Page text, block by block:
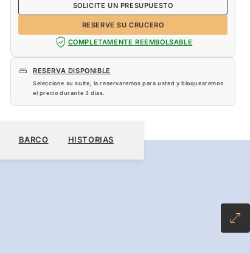
RESERVE SU CRUCERO
SOLICITE UN PRESUPUESTO
COMPLETAMENTE REEMBOLSABLE
RESERVA DISPONIBLE
Seleccione su suite, la reservaremos para usted y bloquearemos
el precio durante 3 dias.
RESERVE SU CRUCERO
BARCO HISTORIAS